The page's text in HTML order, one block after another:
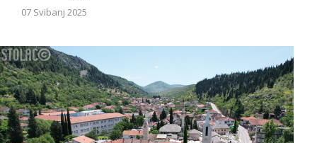
07 Svibanj 2025